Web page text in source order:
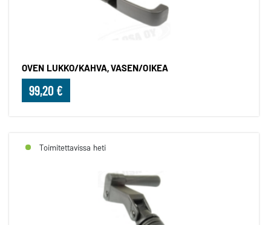
OVEN LUKKO/KAHVA, VASEN/OIKEA
99,20 €
Toimitettavissa heti